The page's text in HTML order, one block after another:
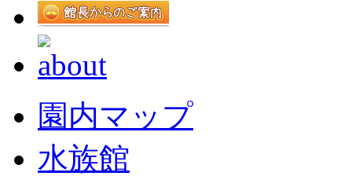
園内マップ
水族館